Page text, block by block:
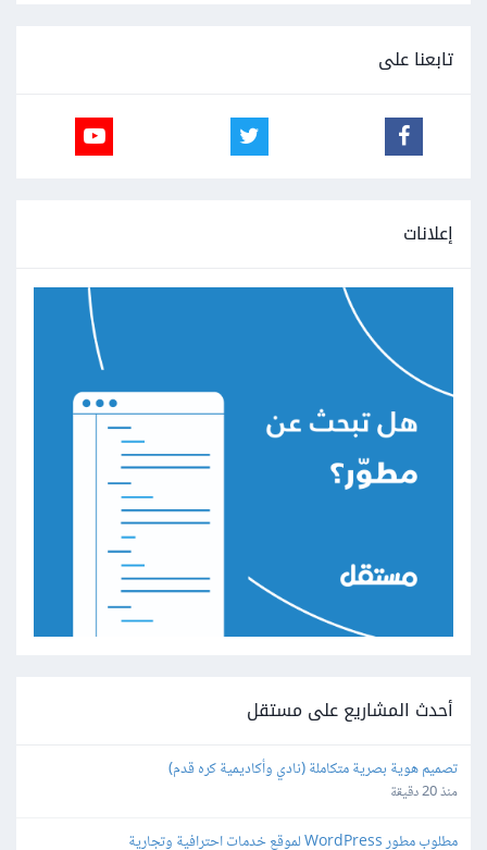
تابعنا على
إعلانات
أحدث المشاريع على مستقل
تصميم هوية بصرية متكاملة (نادي وأكاديمية كره قدم)
منذ 20 دقيقة
مطلوب مطور WordPress لموقع خدمات احترافية وتجارية